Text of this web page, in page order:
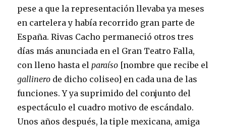
pese a que la representación llevaba ya meses
en cartelera y había recorrido gran parte de
España. Rivas Cacho permaneció otros tres
días más anunciada en el Gran Teatro Falla,
con lleno hasta el paraíso [nombre que recibe el
gallinero de dicho coliseo] en cada una de las
funciones. Y ya suprimido del conjunto del
espectáculo el cuadro motivo de escándalo.
Unos años después, la tiple mexicana, amiga